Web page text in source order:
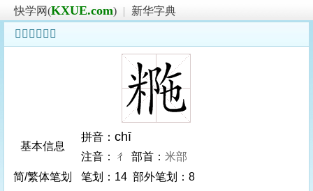
快学网(KXUE.com) |
新华字典
𥺡字基本信息
基本信息
拼音： chī
注音：ㄔ 部首： 米部
简/繁体笔划
笔划：14 部外笔划：8